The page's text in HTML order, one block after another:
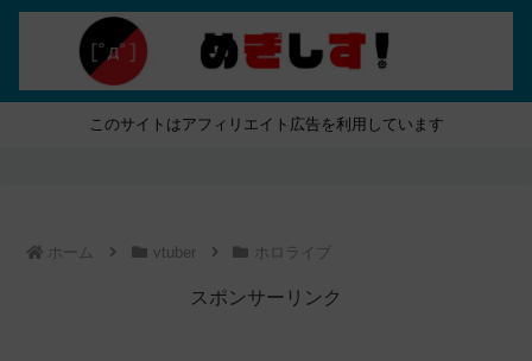
このサイトはアフィリエイト広告を利用しています
ホーム vtuber ホロライブ
スポンサーリンク